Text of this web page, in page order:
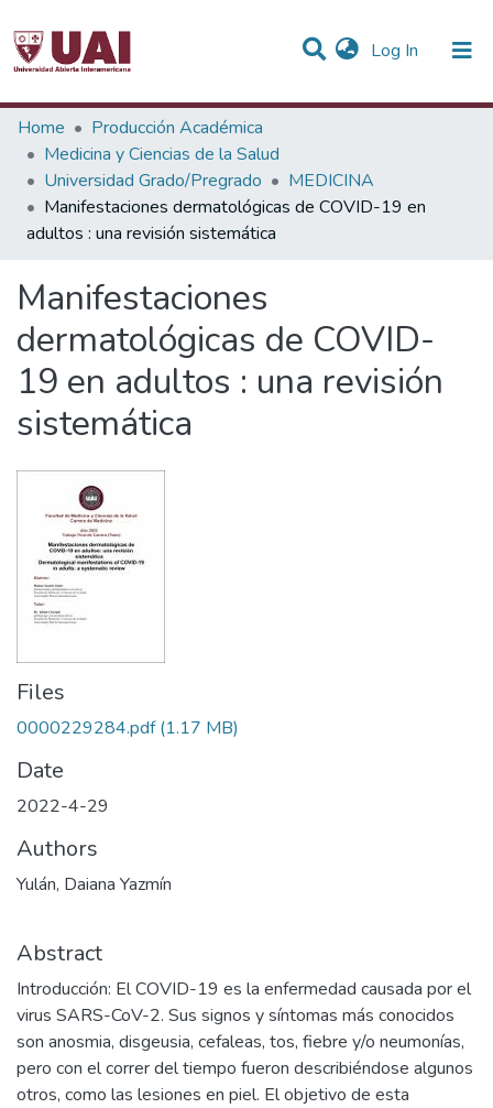
Log In (current)
Statistics
Communities & Collections
All of DSpace
Home
Producción Académica
Medicina y Ciencias de la Salud
Universidad Grado/Pregrado
MEDICINA
Manifestaciones dermatológicas de COVID-19 en
adultos : una revisión sistemática
Manifestaciones
dermatológicas de COVID-
19 en adultos : una revisión
sistemática
Files
0000229284.pdf (1.17 MB)
Date
2022-4-29
Authors
Yulán, Daiana Yazmín
Abstract
Introducción: El COVID-19 es la enfermedad causada por el
virus SARS-CoV-2. Sus signos y síntomas más conocidos
son anosmia, disgeusia, cefaleas, tos, fiebre y/o neumonías,
pero con el correr del tiempo fueron describiéndose algunos
otros, como las lesiones en piel. El objetivo de esta